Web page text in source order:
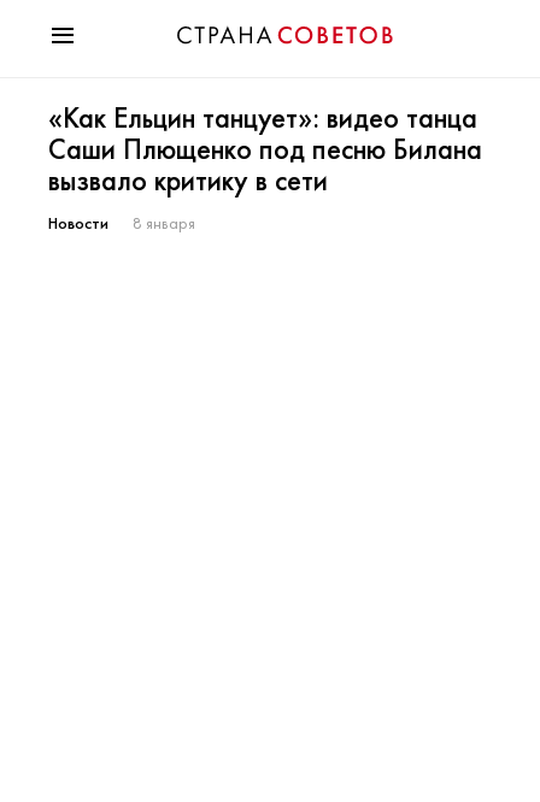
Мода
Звезды
Гороскопы
Здоровье
«Как Ельцин танцует»: видео танца
Саши Плющенко под песню Билана
вызвало критику в сети
Новости 8 января